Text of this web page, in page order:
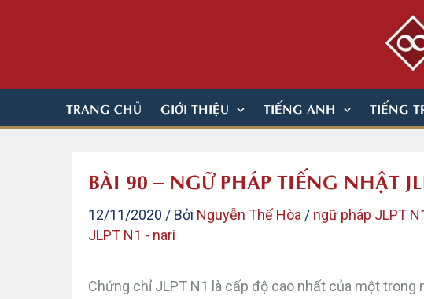
dung
TRANG CHỦ GIỚI THIỆU TIẾNG ANH TIẾNG
BÀI 90 – NGỮ PHÁP TIẾNG NHẬT
12/11/2020 / Bởi Nguyễn Thế Hòa / ngữ pháp JLPT
JLPT N1 - nari
Chứng chỉ JLPT N1 là cấp độ cao nhất của một